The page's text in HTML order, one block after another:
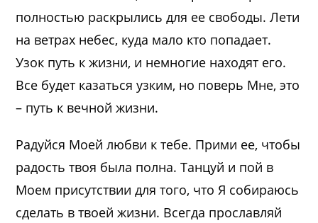
полностью раскрылись для ее свободы. Лети
на ветрах небес, куда мало кто попадает.
Узок путь к жизни, и немногие находят его.
Все будет казаться узким, но поверь Мне, это
– путь к вечной жизни.
Радуйся Моей любви к тебе. Прими ее, чтобы
радость твоя была полна. Танцуй и пой в
Моем присутствии для того, что Я собираюсь
сделать в твоей жизни. Всегда прославляй